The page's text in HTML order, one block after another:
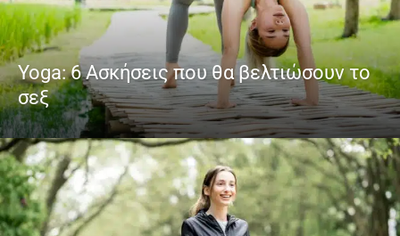
Yoga: 6 Ασκήσεις που θα βελτιώσουν το
σεξ